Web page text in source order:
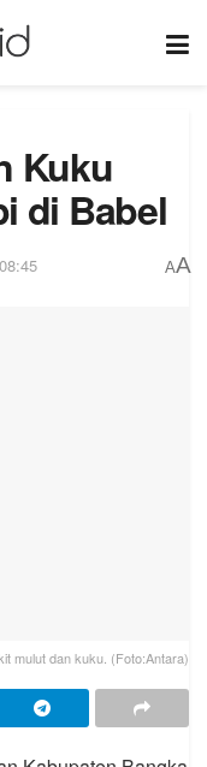
Kuku
di Babel
AA
mulut dan kuku. (Foto:Antara)